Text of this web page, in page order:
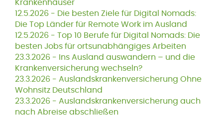
12.5.2026 - Die besten Ziele für Digital Nomads:
Die Top Länder für Remote Work im Ausland
12.5.2026 - Top 10 Berufe für Digital Nomads: Die
besten Jobs für ortsunabhängiges Arbeiten
23.3.2026 - Ins Ausland auswandern – und die
Krankenversicherung wechseln?
23.3.2026 - Auslandskrankenversicherung Ohne
Wohnsitz Deutschland
23.3.2026 - Auslandskrankenversicherung auch
nach Abreise abschließen